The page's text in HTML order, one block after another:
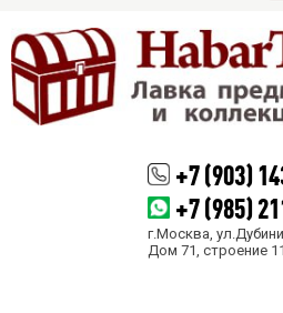
+7 (903)
+7 (985)
г.Москва,
Дом 71, строение 11